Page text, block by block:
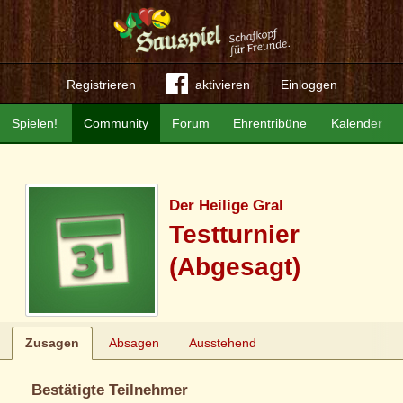
Registrieren aktivieren Einloggen
Community Forum Ehrentribüne Kalender
Spielen!
Der Heilige Gral
Testturnier
(Abgesagt)
Zusagen Absagen Ausstehend
Bestätigte Teilnehmer